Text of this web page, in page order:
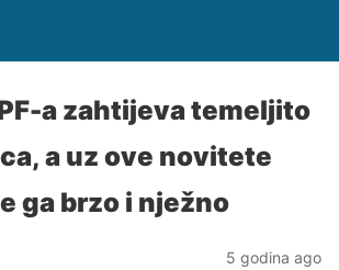
a zahtijeva temeljito
a uz ove novitete
ga brzo i nježno
5 godina ago